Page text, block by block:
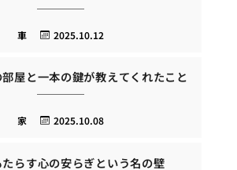
2025.10.12
車
屋と一本の鍵が教えてくれたこと
2025.10.08
家
らす心の安らぎという名の壁